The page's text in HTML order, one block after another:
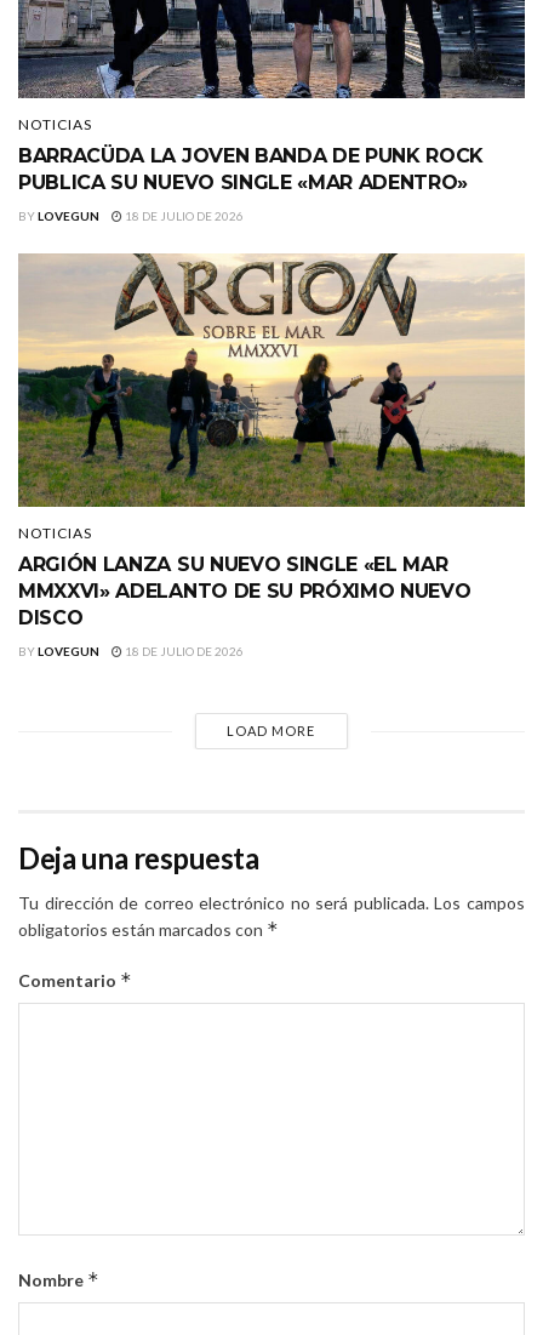
NOTICIAS
BARRACÜDA LA JOVEN BANDA DE PUNK ROCK
PUBLICA SU NUEVO SINGLE «MAR ADENTRO»
BYLOVEGUN 18 DE JULIO DE 2026
NOTICIAS
ARGIÓN LANZA SU NUEVO SINGLE «EL MAR
MMXXVI» ADELANTO DE SU PRÓXIMO NUEVO
DISCO
BYLOVEGUN 18 DE JULIO DE 2026
LOAD MORE
Deja una respuesta
Tu dirección de correo electrónico no será publicada. Los campos
obligatorios están marcados con *
Comentario *
Nombre *